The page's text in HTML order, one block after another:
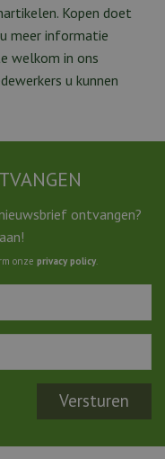
Kopen doet
meer informatie
welkom in ons
u kunnen
ontvangen?
onze privacy policy.